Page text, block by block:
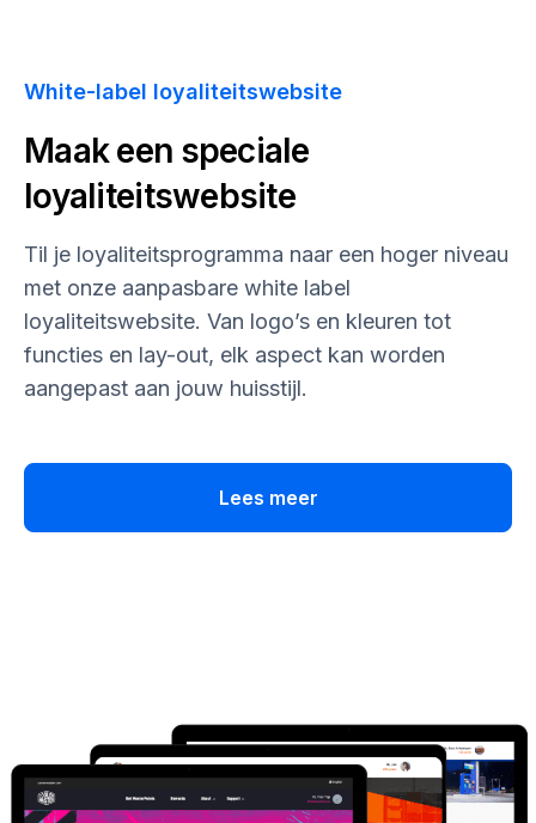
White-label loyaliteitswebsite
Maak een speciale
loyaliteitswebsite
Til je loyaliteitsprogramma naar een hoger niveau
met onze aanpasbare white label
loyaliteitswebsite. Van logo’s en kleuren tot
functies en lay-out, elk aspect kan worden
aangepast aan jouw huisstijl.
Lees meer